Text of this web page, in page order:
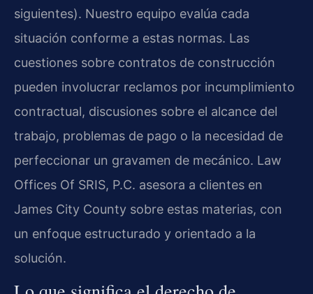
siguientes). Nuestro equipo evalúa cada
situación conforme a estas normas. Las
cuestiones sobre contratos de construcción
pueden involucrar reclamos por incumplimiento
contractual, discusiones sobre el alcance del
trabajo, problemas de pago o la necesidad de
perfeccionar un gravamen de mecánico. Law
Offices Of SRIS, P.C. asesora a clientes en
James City County sobre estas materias, con
un enfoque estructurado y orientado a la
solución.